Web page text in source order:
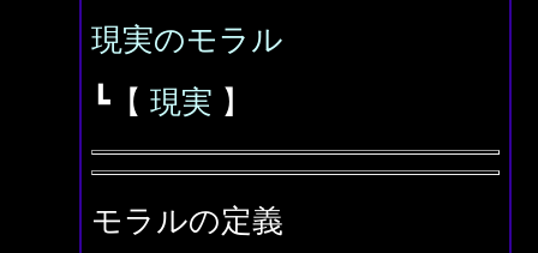
現実のモラル
┗【 現実 】
モラルの定義